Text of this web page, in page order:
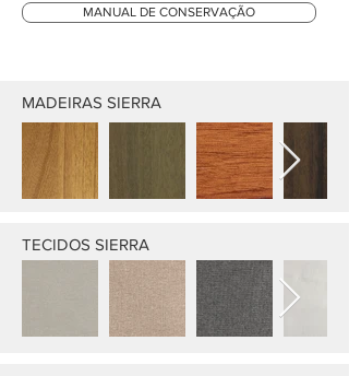
MANUAL DE CONSERVAÇÃO
MADEIRAS SIERRA
TECIDOS SIERRA